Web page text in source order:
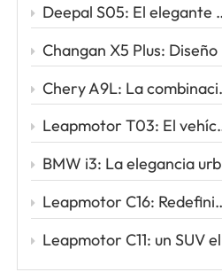
Deepal S05: El elegante SUV eléctrico que redefine la movilidad inteligente
Changan X5 Plus: Diseño deportivo, conducción potente, valor excepcional
Chery A9L: La combinación perfecta de sofisticación y rendimiento
Leapmotor T03: El vehículo eléctrico urbano inteligente para tu primer viaje eléctrico
BMW i3: La elegancia urbana se une a la innovación eléctrica
Leapmotor C16: Redefiniendo los viajes familiares con la potencia inteligente de los vehículos eléctricos
Leapmotor C11: un SUV eléctrico inteligente para la nueva era de la conducción